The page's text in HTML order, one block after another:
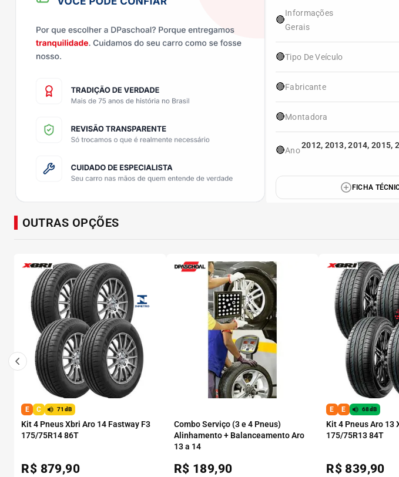
🔴
Informações
Gerais
🔴Tipo De Veículo
🔴Fabricante
🔴Montadora
🔴Ano
2012, 2013, 2014, 2015,
FICHA
OUTRAS OPÇÕES
E C 71dB
Kit 4 Pneus Xbri Aro 14 Fastway F3
175/75R14 86T
R$ 879,90
Combo Serviço (3 e 4 Pneus)
Alinhamento + Balanceamento Aro
13 a 14
R$ 189,90
E E 68dB
Kit 4 Pneus Aro 13
175/75R13 84T
R$ 839,90